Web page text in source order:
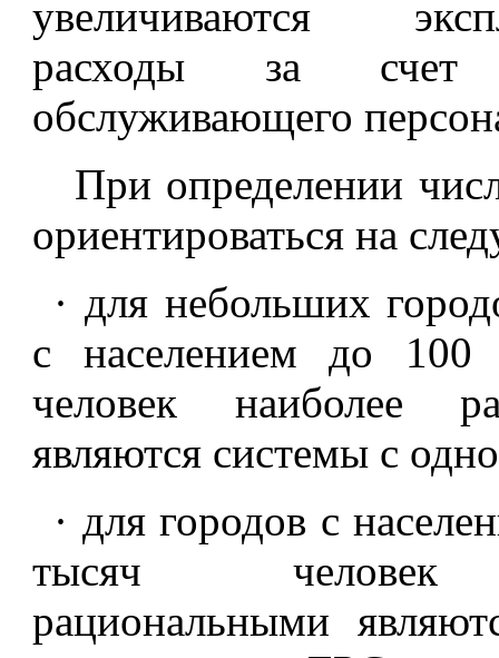
увеличиваются
расходы за счет
обслуживающего
При определении
ориентироваться на
· для небольших
с населением до
человек наиболее
являются системы с
· для городов с
тысяч человек
рациональными